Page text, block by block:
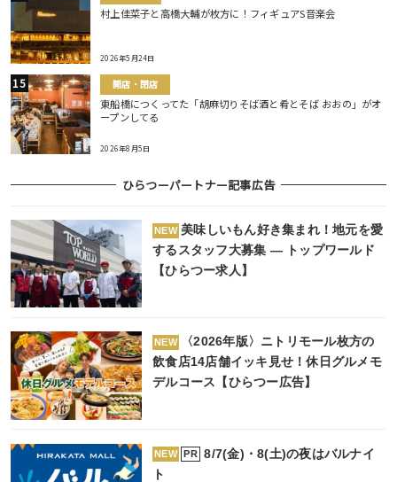
村上佳菜子と高橋大輔が枚方に！フィギュアS音楽会
2026年5月24日
開店・閉店
東船橋につくってた「胡麻切りそば酒と肴とそば おおの」がオ
ープンしてる
2026年8月5日
ひらつーパートナー記事広告
NEW 美味しいもん好き集まれ！地元を愛
するスタッフ大募集 ― トップワールド
【ひらつー求人】
NEW
〈2026年版〉ニトリモール枚方の
飲食店14店舗イッキ見せ！休日グルメモ
デルコース【ひらつー広告】
NEW PR
8/7(金)・8(土)の夜はバルナイ
ト